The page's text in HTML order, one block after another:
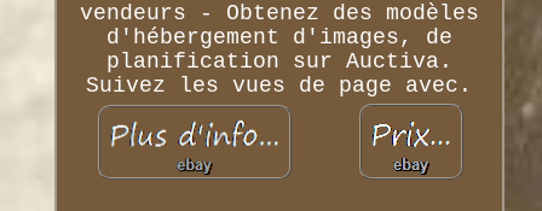
vendeurs - Obtenez des modèles
d'hébergement d'images, de
planification sur Auctiva.
Suivez les vues de page avec.